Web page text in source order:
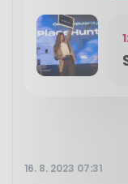
16. 8. 2023 07:31